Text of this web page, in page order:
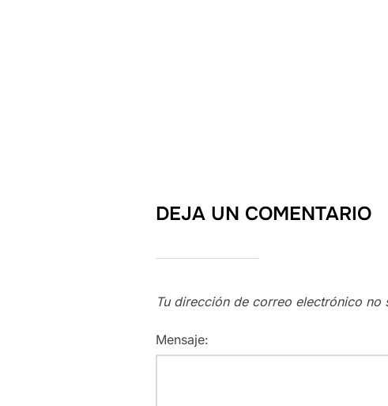
DEJA UN COMENTARIO
Tu dirección de correo electrónico no
Mensaje: